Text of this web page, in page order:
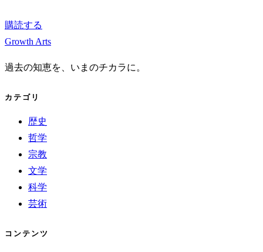
購読する
Growth Arts
過去の知恵を、いまのチカラに。
カテゴリ
歴史
哲学
宗教
文学
科学
芸術
コンテンツ